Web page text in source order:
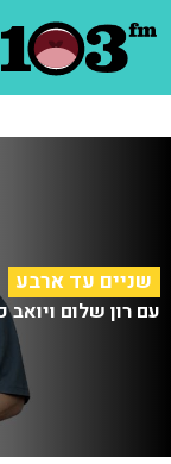
שניים עד ארבע
עם רון שלום ויואב